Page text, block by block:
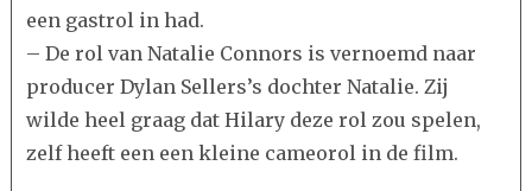
een gastrol in had.
– De rol van Natalie Connors is vernoemd naar
producer Dylan Sellers’s dochter Natalie. Zij
wilde heel graag dat Hilary deze rol zou spelen,
zelf heeft een een kleine cameorol in de film.